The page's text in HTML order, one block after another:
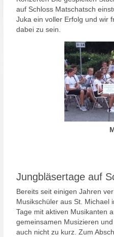
auf Schloss Matschatsch
Juka ein voller Erfolg und wir
dabei zu sein.
Jungbläsertage auf
Bereits seit einigen Jahren
Musikschüler aus St. Michael
Tage mit aktiven Musikanten
gemeinsamen Musizieren
auch nicht zu kurz. Zum